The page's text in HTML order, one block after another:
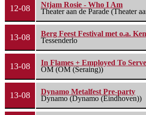
12-08
Ntjam Rosie - Who I Am
Theater aan de Parade (Theater
13-08
Berg Feest Festival met o.a.
Tessenderlo
13-08
In Flames + Employed To Serve
OM (OM (Seraing))
13-08
Dynamo Metalfest Pre-party
Dynamo (Dynamo (Eindhoven))